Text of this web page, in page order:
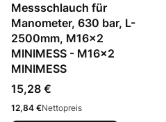
Messschlauch für
Manometer, 630 bar, L-
2500mm, M16x2
MINIMESS - M16x2
MINIMESS
Preis
15,28 €
Preis
12,84 €Nettopreis